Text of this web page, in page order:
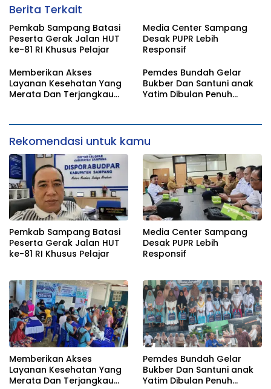
Berita Terkait
Pemkab Sampang Batasi
Peserta Gerak Jalan HUT
ke-81 RI Khusus Pelajar
Media Center Sampang
Desak PUPR Lebih
Responsif
Memberikan Akses
Layanan Kesehatan Yang
Merata Dan Terjangkau
Kesehatan Gratis
Pemdes Bundah Gelar
Bukber Dan Santuni anak
Yatim Dibulan Penuh
Rekomendasi untuk kamu
Pemkab Sampang Batasi
Peserta Gerak Jalan HUT
ke-81 RI Khusus Pelajar
Media Center Sampang
Desak PUPR Lebih
Responsif
Memberikan Akses
Layanan Kesehatan Yang
Merata Dan Terjangkau
Pemdes Bundah Gelar
Bukber Dan Santuni anak
Yatim Dibulan Penuh